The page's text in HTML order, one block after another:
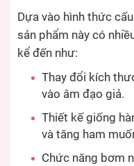
Dựa vào hình thức
sản phẩm này có
kể đến như:
Thay đổi kích
vào âm đạo giả.
Thiết kế giống
và tăng ham
Chức năng bơm